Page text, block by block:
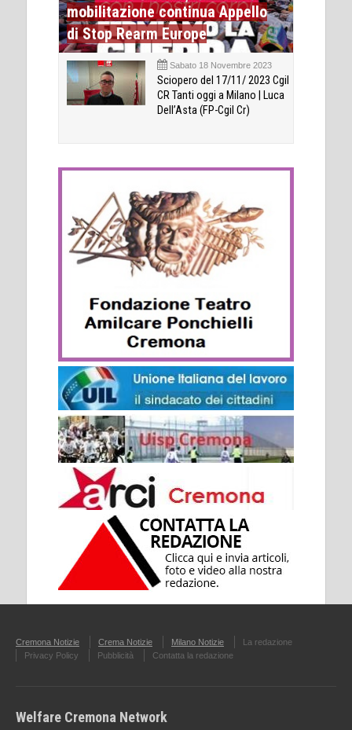
mobilitazione continua Appello
di Stop Rearm Europe
Sabato 18 Novembre 2023
Sciopero del 17/11/ 2023 Cgil
CR Tanti oggi a Milano | Luca
Dell’Asta (FP-Cgil Cr)
Cremona Notizie Crema Notizie Milano Notizie
La redazione
Privacy Policy
Pubblicità Contatta la redazione
Welfare Cremona Network